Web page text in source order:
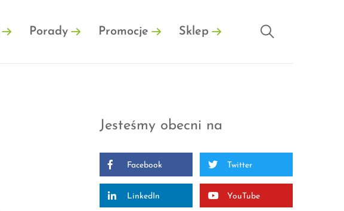
Porady Promocje Sklep
Jesteśmy obecni na
Facebook Twitter
LinkedIn YouTube